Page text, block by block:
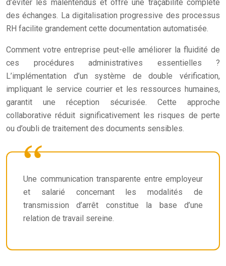
d’éviter les malentendus et offre une traçabilité complète
des échanges. La digitalisation progressive des processus
RH facilite grandement cette documentation automatisée.
Comment votre entreprise peut-elle améliorer la fluidité de
ces procédures administratives essentielles ?
L’implémentation d’un système de double vérification,
impliquant le service courrier et les ressources humaines,
garantit une réception sécurisée. Cette approche
collaborative réduit significativement les risques de perte
ou d’oubli de traitement des documents sensibles.
Une communication transparente entre employeur
et salarié concernant les modalités de
transmission d’arrêt constitue la base d’une
relation de travail sereine.